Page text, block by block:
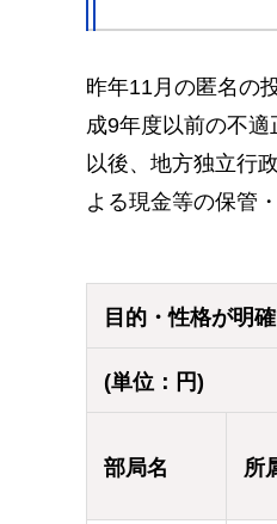
昨年11月の匿名の
成9年度以前の不適
以後、地方独立行
よる現金等の保管
目的・性格が明
(単位：円)
部局名 所